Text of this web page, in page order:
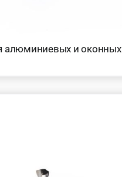
алюминиевых и оконных